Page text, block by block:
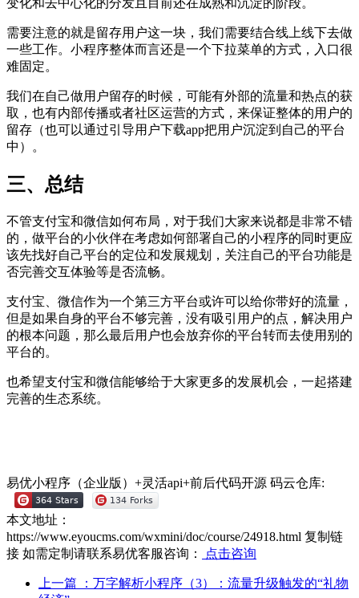
变化和去中心化的分发且目前还在成熟和沉淀的阶段。
需要注意的就是留存用户这一块，我们需要结合线上线下去做
一些工作。小程序整体而言还是一个下拉菜单的方式，入口很
难固定。
我们在自己做用户留存的时候，可能有外部的流量和热点的获
取，也有内部传播或者社区运营的方式，来保证整体的用户的
留存（也可以通过引导用户下载app把用户沉淀到自己的平台
中）。
三、总结
不管支付宝和微信如何布局，对于我们大家来说都是非常不错
的，做平台的小伙伴在考虑如何部署自己的小程序的同时更应
该先找好自己平台的定位和发展规划，关注自己的平台功能是
否完善交互体验等是否流畅。
支付宝、微信作为一个第三方平台或许可以给你带好的流量，
但是如果自身的平台不够完善，没有吸引用户的点，解决用户
的根本问题，那么最后用户也会放弃你的平台转而去使用别的
平台的。
也希望支付宝和微信能够给于大家更多的发展机会，一起搭建
完善的生态系统。
易优小程序（企业版）+灵活api+前后代码开源 码云仓库:
本文地址：
https://www.eyoucms.com/wxmini/doc/course/24918.html 复制链
接 如需定制请联系易优客服咨询： 点击咨询
上一篇
：万字解析小程序（3）：流量升级触发的“礼物